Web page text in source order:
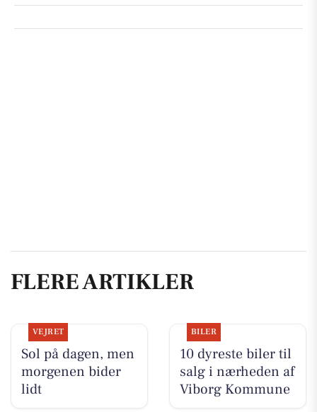
FLERE ARTIKLER
VEJRET
Sol på dagen, men
morgenen bider
lidt
BILER
10 dyreste biler til
salg i nærheden af
Viborg Kommune